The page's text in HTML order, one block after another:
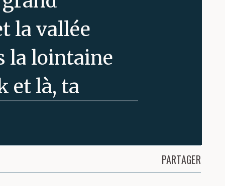
la vallée
la lointaine
et là, ta
de haute
haut en
PARTAGER